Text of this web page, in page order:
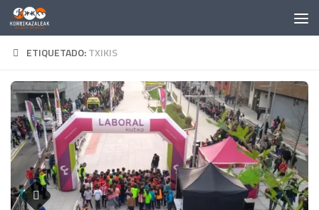
Saltar al contenido
ETIQUETADO:TXIKIS